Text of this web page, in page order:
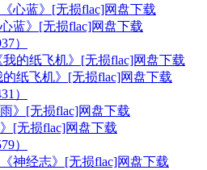
蓝》[无损flac]网盘下载
）
纸飞机》[无损flac]网盘下载
）
[无损flac]网盘下载
）